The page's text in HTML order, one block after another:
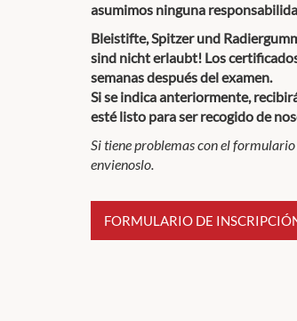
asumimos ninguna
Bleistifte, Spitzer und
sind nicht erlaubt! Los
semanas después del examen.
Si se indica anteriormente,
esté listo para ser recogido de
Si tiene problemas con el
envienoslo.
FORMULARIO DE